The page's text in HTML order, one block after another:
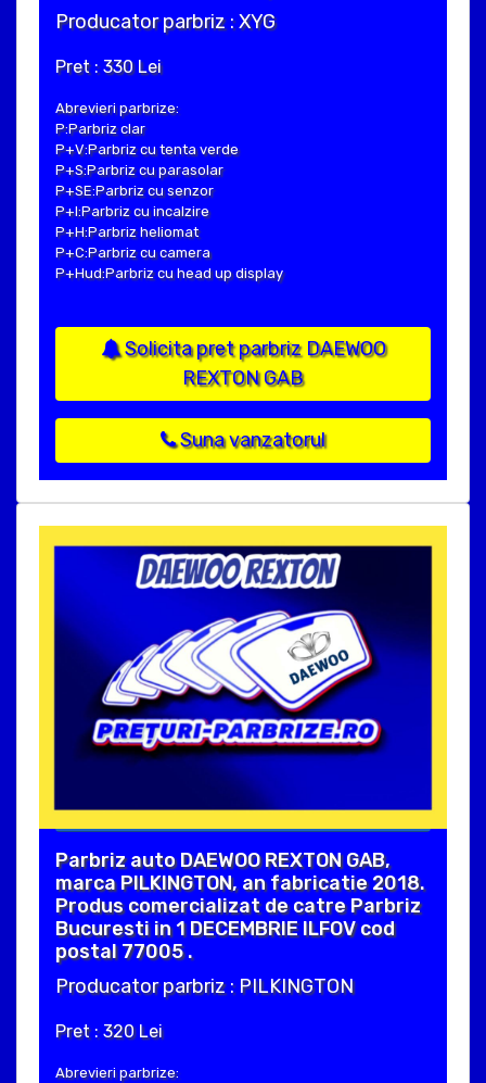
Producator parbriz : XYG
Pret : 330 Lei
Abrevieri parbrize:
P:Parbriz clar
P+V:Parbriz cu tenta verde
P+S:Parbriz cu parasolar
P+SE:Parbriz cu senzor
P+I:Parbriz cu incalzire
P+H:Parbriz heliomat
P+C:Parbriz cu camera
P+Hud:Parbriz cu head up display
Solicita pret parbriz DAEWOO
REXTON GAB
Suna vanzatorul
Parbriz auto DAEWOO REXTON GAB,
marca PILKINGTON, an fabricatie 2018.
Produs comercializat de catre Parbriz
Bucuresti in 1 DECEMBRIE ILFOV cod
postal 77005 .
Producator parbriz : PILKINGTON
Pret : 320 Lei
Abrevieri parbrize: